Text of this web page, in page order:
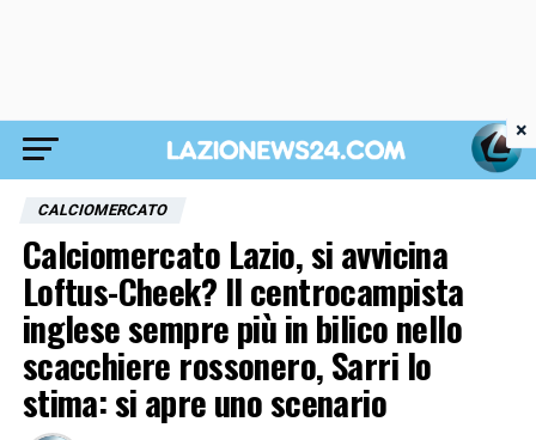
CALCIOMERCATO
Calciomercato Lazio, si avvicina
Loftus-Cheek? Il centrocampista
inglese sempre più in bilico nello
scacchiere rossonero, Sarri lo
stima: si apre uno scenario
×